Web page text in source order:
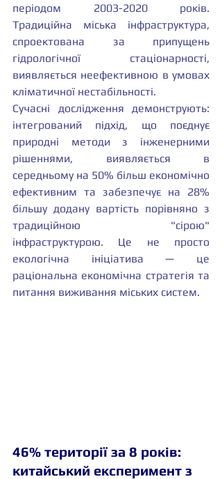
періодом 2003-2020 років.
Традиційна міська інфраструктура,
спроектована за припущень
гідрологічної стаціонарності,
виявляється неефективною в умовах
кліматичної нестабільності.
Сучасні дослідження демонструють:
інтегрований підхід, що поєднує
природні методи з інженерними
рішеннями, виявляється в
середньому на 50% більш економічно
ефективним та забезпечує на 28%
більшу додану вартість порівняно з
традиційною "сірою"
інфраструктурою. Це не просто
екологічна ініціатива — це
раціональна економічна стратегія та
питання виживання міських систем.
46% території за 8 років:
китайський експеримент з